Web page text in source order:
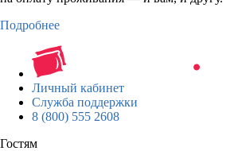
Подробнее
Личный кабинет
Служба поддержки
8 (800) 555 2608
Гостям